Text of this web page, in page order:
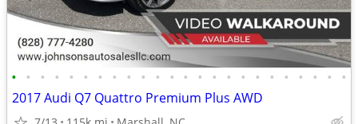
• • • • • • • • • • • • • • • • • • • • • • • •
2017 Audi Q7 Quattro Premium Plus AWD